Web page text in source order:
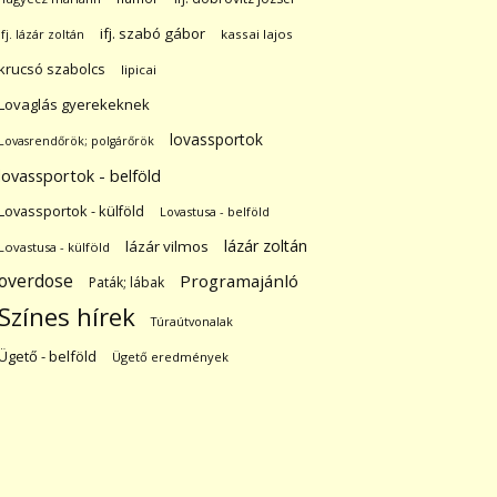
lázár zoltán ifj. szabó gábor kassai lajos
szabolcs lipicai
gyerekeknek
polgárőrök
lovassportok
- belföld
- külföld Lovastusa - belföld
- külföld lázár vilmos lázár zoltán
Paták; lábak Programajánló
hírek Túraútvonalak
- belföld Ügető eredmények